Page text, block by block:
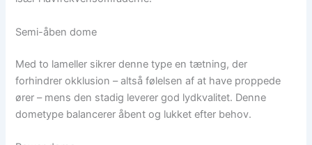
Semi-åben dome
Med to lameller sikrer denne type en tætning, der
forhindrer okklusion – altså følelsen af at have proppede
ører – mens den stadig leverer god lydkvalitet. Denne
dometype balancerer åbent og lukket efter behov.